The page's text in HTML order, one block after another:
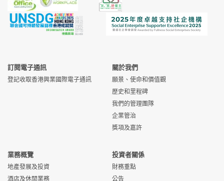
訂閱電子通訊
登記收取香港興業國際電子通訊
關於我們
願景、使命和價值觀
歷史和里程碑
我們的管理團隊
企業管治
獎項及嘉許
業務概覽
地產發展及投資
酒店及休閒業務
投資者關係
財務重點
公告